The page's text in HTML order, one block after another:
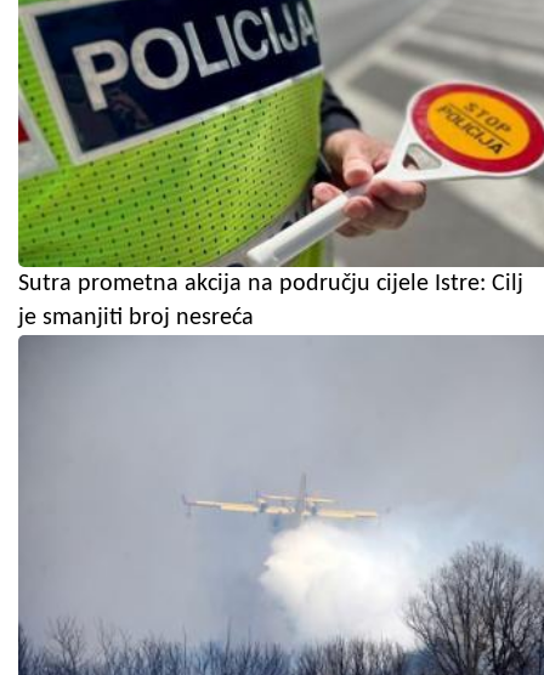
Sutra prometna akcija na području cijele Istre: Cilj
je smanjiti broj nesreća